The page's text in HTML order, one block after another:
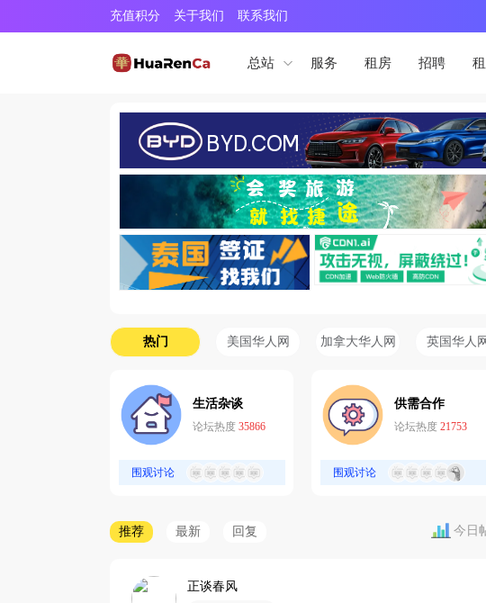
充值积分 关于我们 联系我们
总站 服务 租房 招聘
热门 美国华人网 加拿大华人网 英国华人网
生活杂谈
论坛热度 35866
围观讨论
供需合作
论坛热度 21753
围观讨论
推荐 最新 回复 今日
正谈春风